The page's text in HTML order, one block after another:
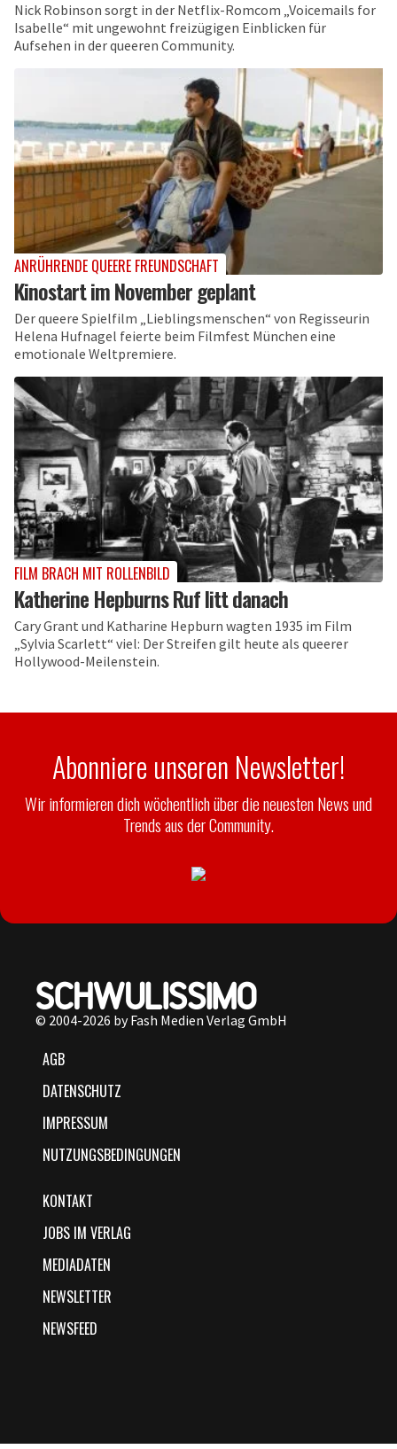
Nick Robinson sorgt in der Netflix-Romcom „Voicemails for
Isabelle“ mit ungewohnt freizügigen Einblicken für
Aufsehen in der queeren Community.
ANRÜHRENDE QUEERE FREUNDSCHAFT
Kinostart im November geplant
Der queere Spielfilm „Lieblingsmenschen“ von Regisseurin
Helena Hufnagel feierte beim Filmfest München eine
emotionale Weltpremiere.
FILM BRACH MIT ROLLENBILD
Katherine Hepburns Ruf litt danach
Cary Grant und Katharine Hepburn wagten 1935 im Film
„Sylvia Scarlett“ viel: Der Streifen gilt heute als queerer
Hollywood-Meilenstein.
Abonniere unseren Newsletter!
Wir informieren dich wöchentlich über die neuesten News und
Trends aus der Community.
© 2004-2026 by Fash Medien Verlag GmbH
AGB
DATENSCHUTZ
IMPRESSUM
NUTZUNGSBEDINGUNGEN
KONTAKT
JOBS IM VERLAG
MEDIADATEN
NEWSLETTER
NEWSFEED